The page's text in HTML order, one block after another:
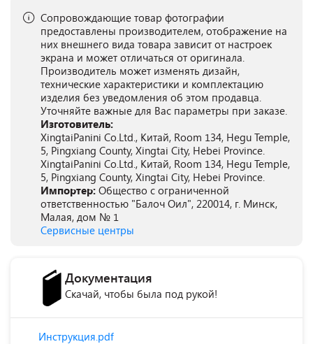
Сопровождающие товар фотографии
предоставлены производителем, отображение на
них внешнего вида товара зависит от настроек
экрана и может отличаться от оригинала.
Производитель может изменять дизайн,
технические характеристики и комплектацию
изделия без уведомления об этом продавца.
Уточняйте важные для Вас параметры при заказе.
Изготовитель:
XingtaiPanini Co.Ltd., Китай, Room 134, Hegu Temple,
5, Pingxiang County, Xingtai City, Hebei Province.
XingtaiPanini Co.Ltd., Китай, Room 134, Hegu Temple,
5, Pingxiang County, Xingtai City, Hebei Province.
Импортер: Общество с ограниченной
ответственностью "Балоч Оил", 220014, г. Минск,
Малая, дом № 1
Сервисные центры
Документация
Скачай, чтобы была под рукой!
Инструкция.pdf